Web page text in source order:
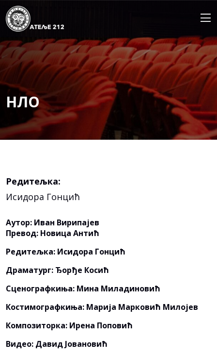
Skip
to
content
НЛО
Редитељка:
Исидора Гонцић
Aутор: Иван Вирипајев
Превод: Новица Антић
Редитељка: Исидора Гонцић
Драматург: Ђорђе Косић
Сценографкиња: Мина Миладиновић
Костимографкиња: Марија Марковић Милојев
Композиторка: Ирена Поповић
Видео: Давид Јовановић